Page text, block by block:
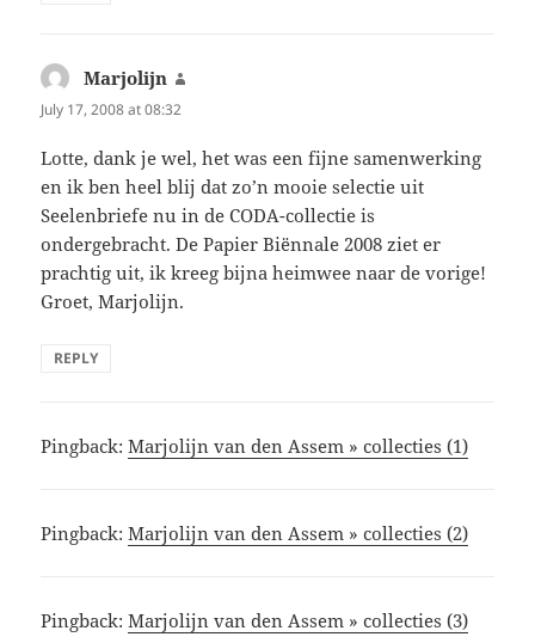
Marjolijn
July 17, 2008 at 08:32
Lotte, dank je wel, het was een fijne samenwerking
en ik ben heel blij dat zo’n mooie selectie uit
Seelenbriefe nu in de CODA-collectie is
ondergebracht. De Papier Biënnale 2008 ziet er
prachtig uit, ik kreeg bijna heimwee naar de vorige!
Groet, Marjolijn.
REPLY
Pingback:Marjolijn van den Assem » collecties (1)
Pingback:Marjolijn van den Assem » collecties (2)
Pingback:Marjolijn van den Assem » collecties (3)